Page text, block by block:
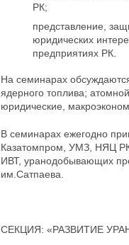
РК;
представление,
юридических
предприятиях РК.
На семинарах
ядерного топлива;
юридические,
В семинарах ежегодно
Казатомпром, УМЗ, НЯЦ
ИВТ, уранодобывающих
им.Сатпаева.
СЕКЦИЯ: «РАЗВИТИЕ